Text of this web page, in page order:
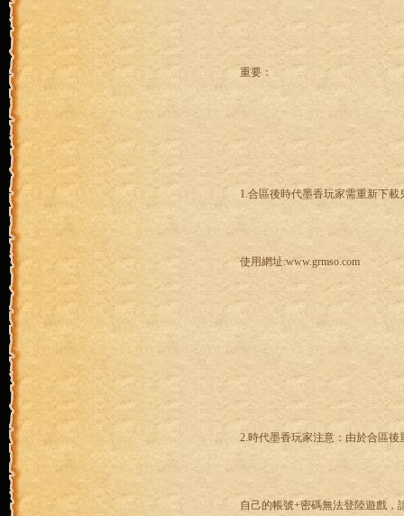
重要：
1.合區後時代墨香玩家需重新下
使用網址:www.grmso.com
2.時代墨香玩家注意：由於合區
自己的帳號+密碼無法登陸遊戲，